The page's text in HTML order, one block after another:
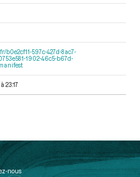
b0e2cf11-597c-427d-8ac7-
1902-46c5-b67d-
23:17
nous